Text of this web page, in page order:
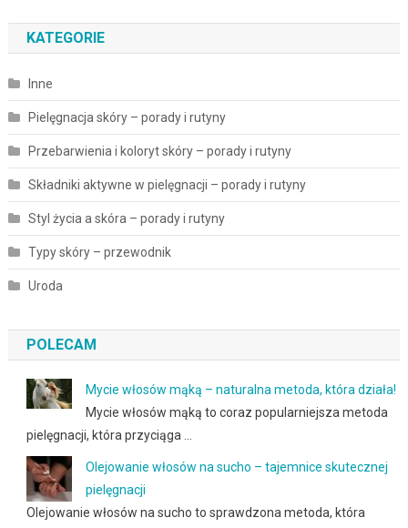
KATEGORIE
Inne
Pielęgnacja skóry – porady i rutyny
Przebarwienia i koloryt skóry – porady i rutyny
Składniki aktywne w pielęgnacji – porady i rutyny
Styl życia a skóra – porady i rutyny
Typy skóry – przewodnik
Uroda
POLECAM
Mycie włosów mąką – naturalna metoda, która działa!
Mycie włosów mąką to coraz popularniejsza metoda
pielęgnacji, która przyciąga …
Olejowanie włosów na sucho – tajemnice skutecznej
pielęgnacji
Olejowanie włosów na sucho to sprawdzona metoda, która